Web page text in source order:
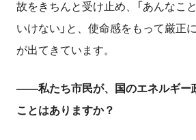
故をきちんと受け止め、「あんなこ
いけない」と、使命感をもって厳正
が出てきています。
――私たち市民が、国のエネルギー
ことはありますか？